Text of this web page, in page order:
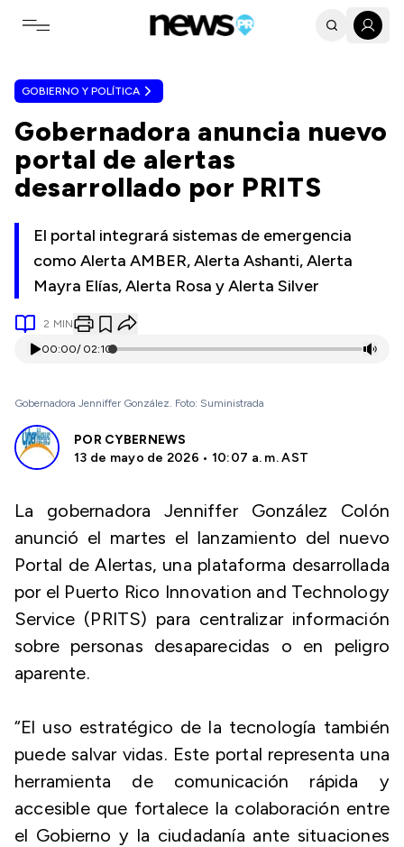
Toggle navigation menu
GOBIERNO Y POLÍTICA
Gobernadora anuncia nuevo
portal de alertas
desarrollado por PRITS
El portal integrará sistemas de emergencia
como Alerta AMBER, Alerta Ashanti, Alerta
Mayra Elías, Alerta Rosa y Alerta Silver
2 MIN
00:00/ 02:10
Gobernadora Jenniffer González. Foto: Suministrada
POR CYBERNEWS
13 de mayo de 2026 • 10:07 a. m. AST
La gobernadora Jenniffer González Colón
anunció el martes el lanzamiento del nuevo
Portal de Alertas, una plataforma desarrollada
por el Puerto Rico Innovation and Technology
Service (PRITS) para centralizar información
sobre personas desaparecidas o en peligro
aparente.
“El uso estratégico de la tecnología también
puede salvar vidas. Este portal representa una
herramienta de comunicación rápida y
accesible que fortalece la colaboración entre
el Gobierno y la ciudadanía ante situaciones